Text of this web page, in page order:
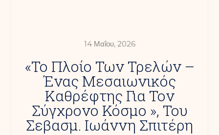
14 Μαΐου, 2026
«Το Πλοίο Των Τρελών –
Ένας Μεσαιωνικός
Καθρέφτης Για Τον
Σύγχρονο Κόσμο », Του
Σεβασμ. Ιωάννη Σπιτέρη